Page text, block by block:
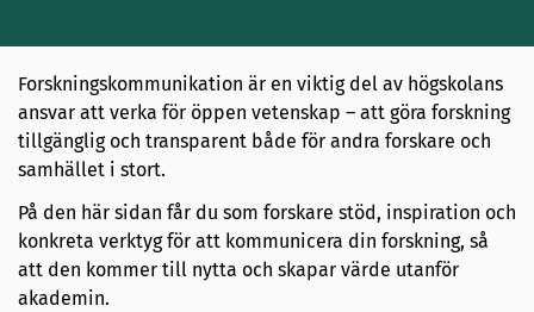
Forskningskommunikation är en viktig del av högskolans
ansvar att verka för öppen vetenskap – att göra forskning
tillgänglig och transparent både för andra forskare och
samhället i stort.
På den här sidan får du som forskare stöd, inspiration och
konkreta verktyg för att kommunicera din forskning, så
att den kommer till nytta och skapar värde utanför
akademin.